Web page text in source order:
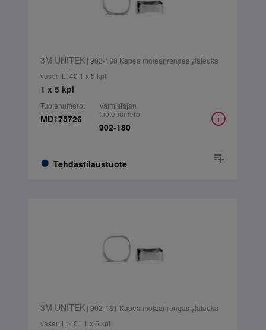
3M UNITEK| 902-180 Kapea molaarirengas yläleuka
vasen Lt 40 1 x 5 kpl
1 x 5 kpl
Tuotenumero:
MD175726
Tehdastilaustuote
Valmistajan
tuotenumero:
902-180
3M UNITEK| 902-181 Kapea molaarirengas yläleuka
vasen Lt 40+ 1 x 5 kpl